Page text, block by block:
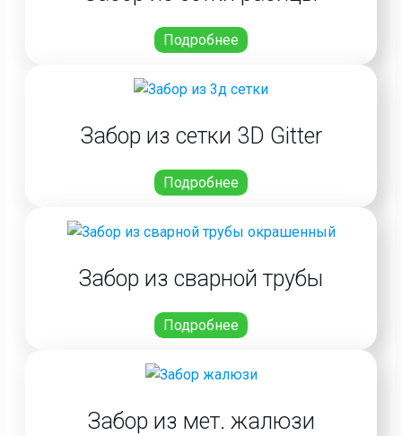
Подробнее
Забор из сетки 3D Gitter
Подробнее
Забор из сварной трубы
Подробнее
Забор из мет. жалюзи